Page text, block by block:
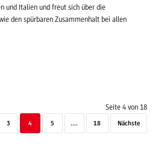
und Italien und freut sich über die
den spürbaren Zusammenhalt bei allen
Seite 4 von 18
3 4 5 .... 18 Nächste